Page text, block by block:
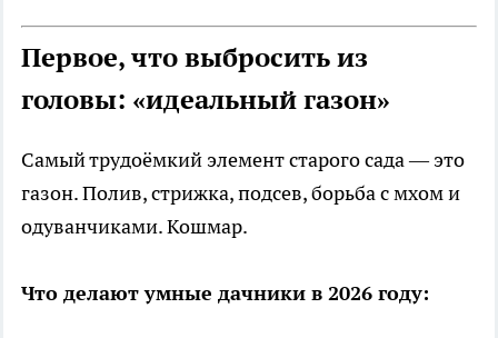
Первое, что выбросить из
головы: «идеальный газон»
Самый трудоёмкий элемент старого сада — это
газон. Полив, стрижка, подсев, борьба с мхом и
одуванчиками. Кошмар.
Что делают умные дачники в 2026 году: